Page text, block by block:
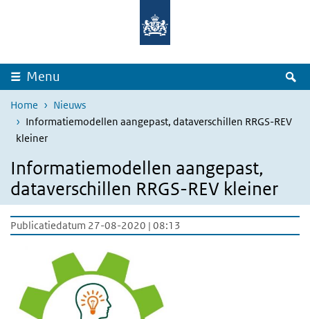
Overslaan en naar de inhoud gaan
Menu
Home
Nieuws
Informatiemodellen aangepast, dataverschillen RRGS-REV
kleiner
Informatiemodellen aangepast,
dataverschillen RRGS-REV kleiner
Publicatiedatum 27-08-2020 | 08:13